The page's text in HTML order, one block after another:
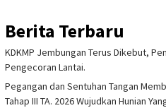
Berita Terbaru
KDKMP Jembungan Terus Dikebut,
Pengecoran Lantai.
Pegangan dan Sentuhan Tangan
Tahap III TA. 2026 Wujudkan Hunian